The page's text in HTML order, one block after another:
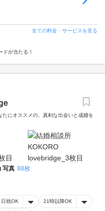
全ての料金・サービスを見る
が当たる！
にオススメの、真剣な出会いと成婚を
写真 88枚
日祝OK 21時以降OK